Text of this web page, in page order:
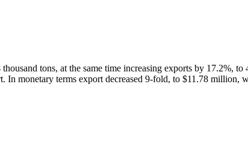
tons, at the same time increasing exports by 17.2%,
In monetary terms export decreased 9-fold, to $11.78